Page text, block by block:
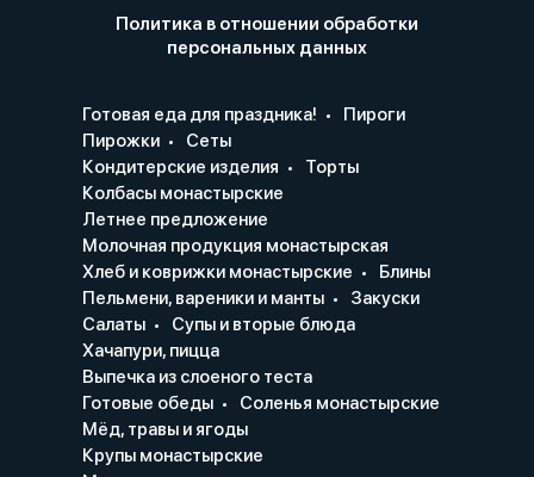
Политика в отношении обработки
персональных данных
Готовая еда для праздника!
Пироги
Пирожки
Сеты
Кондитерские изделия
Торты
Колбасы монастырские
Летнее предложение
Молочная продукция монастырская
Хлеб и коврижки монастырские
Блины
Пельмени, вареники и манты
Закуски
Салаты
Супы и вторые блюда
Хачапури, пицца
Выпечка из слоеного теста
Готовые обеды
Соленья монастырские
Мёд, травы и ягоды
Крупы монастырские